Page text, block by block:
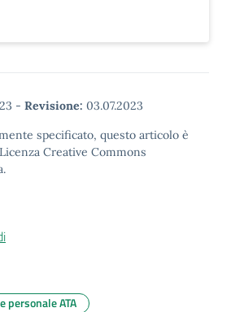
- Revisione: 03.07.2023
specificato, questo articolo è
Creative Commons
personale ATA